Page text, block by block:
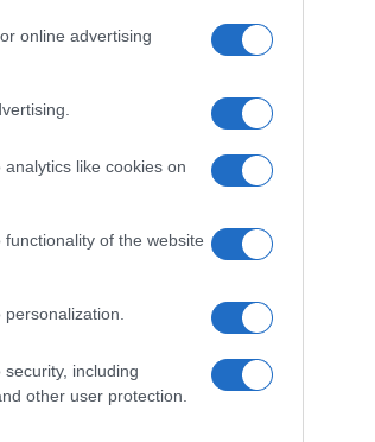
online advertising
like cookies on
of the website
including
other user protection.
την εικόνα μιας
Νέο Ειδικό Χωροταξικό
Όσιος Νικάνωρ ο
Σάκης Αρναούτογλου
διόδια από τους
Βρυξέλλες μέχρι την